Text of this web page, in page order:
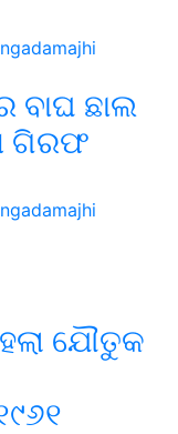
ବାଘ ଛାଲ
ଗିରଫ
ଯୌତୁକ